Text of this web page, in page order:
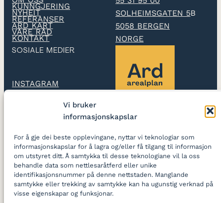
Vi bruker
informasjonskapslar
For å gje dei beste opplevingane, nyttar vi teknologiar som
informasjonskapslar for å lagra og/eller få tilgang til informasjon
om utstyret ditt. Å samtykka til desse teknologiane vil la oss
behandle data som nettlesaråtferd eller unike
identifikasjonsnummer på denne nettstaden. Manglande
samtykke eller trekking av samtykke kan ha ugunstig verknad på
visse eigenskapar og funksjonar.
KUNNGJERING
NYHEIT
REFERANSER
ARD KART
VÅRE RÅD
KONTAKT
SOLHEIMSGATEN 5B
5058 BERGEN
NORGE
SOSIALE MEDIER
INSTAGRAM
Ard arealplan
reguleringsplanar og
skapar gode stader
LOGG INN